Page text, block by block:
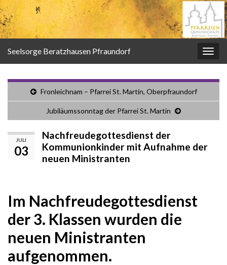
Seelsorge Beratzhausen Pfraundorf
Fronleichnam – Pfarrei St. Martin, Oberpfraundorf
Jubiläumssonntag der Pfarrei St. Martin
JULI
03
Nachfreudegottesdienst der
Kommunionkinder mit Aufnahme der
neuen Ministranten
Im Nachfreudegottesdienst
der 3. Klassen wurden die
neuen Ministranten
aufgenommen.